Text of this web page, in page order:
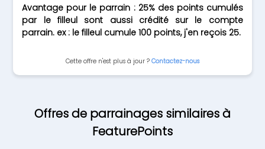
Avantage pour le parrain : 25% des points cumulés
par le filleul sont aussi crédité sur le compte
parrain. ex : le filleul cumule 100 points, j'en reçois 25.
Cette offre n'est plus à jour ? Contactez-nous
Offres de parrainages similaires à
FeaturePoints